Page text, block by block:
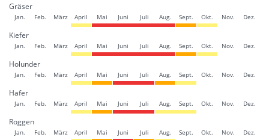
Gräser
Jan. Feb. März April Mai Juni Juli Aug. Sept. Okt. Nov. Dez.
Kiefer
Jan. Feb. März April Mai Juni Juli Aug. Sept. Okt. Nov. Dez.
Holunder
Jan. Feb. März April Mai Juni Juli Aug. Sept. Okt. Nov. Dez.
Hafer
Jan. Feb. März April Mai Juni Juli Aug. Sept. Okt. Nov. Dez.
Roggen
Jan. Feb. März April Mai Juni Juli Aug. Sept. Okt. Nov. Dez.